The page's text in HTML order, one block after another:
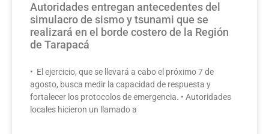
Autoridades entregan antecedentes del
simulacro de sismo y tsunami que se
realizará en el borde costero de la Región
de Tarapacá
• El ejercicio, que se llevará a cabo el próximo 7 de
agosto, busca medir la capacidad de respuesta y
fortalecer los protocolos de emergencia. • Autoridades
locales hicieron un llamado a